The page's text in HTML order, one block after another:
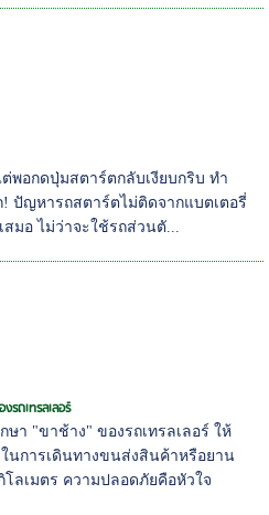
ต่พอกดปุ่มสตาร์ตกลับเงียบกริบ ทำ
ปัญหารถสตาร์ตไม่ติดจากแบตเตอรี่
สมอ ไม่ว่าจะใช้รถส่วนตั...
รถเทรลเลอร์
ษา "ขาช้าง" ของรถเทรลเลอร์ ให้
นการเดินทางขนส่งสินค้าหรือยาน
ลเมตร ความปลอดภัยคือหัวใจ